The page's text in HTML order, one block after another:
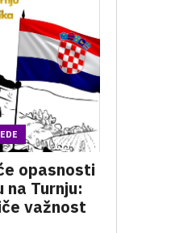
opasnosti
na Turnju:
važnost